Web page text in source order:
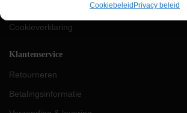
CookiebeleidPrivacy beleid
Cookieverklaring
Klantenservice
Retourneren
Betalingsinformatie